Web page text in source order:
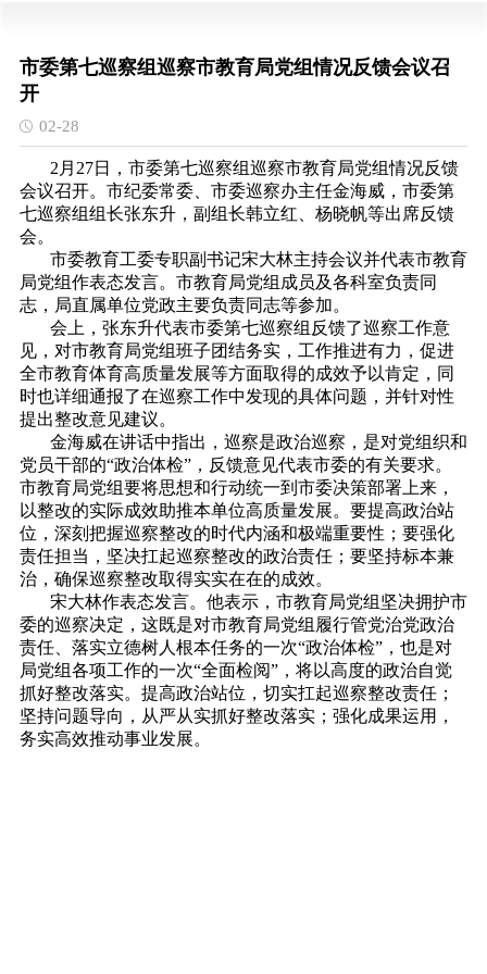
市委第七巡察组巡察市教育局党组情况反馈会议召
开
02-28
2月27日，市委第七巡察组巡察市教育局党组情况反馈
会议召开。市纪委常委、市委巡察办主任金海威，市委第
七巡察组组长张东升，副组长韩立红、杨晓帆等出席反馈
会。
市委教育工委专职副书记宋大林主持会议并代表市教育
局党组作表态发言。市教育局党组成员及各科室负责同
志，局直属单位党政主要负责同志等参加。
会上，张东升代表市委第七巡察组反馈了巡察工作意
见，对市教育局党组班子团结务实，工作推进有力，促进
全市教育体育高质量发展等方面取得的成效予以肯定，同
时也详细通报了在巡察工作中发现的具体问题，并针对性
提出整改意见建议。
金海威在讲话中指出，巡察是政治巡察，是对党组织和
党员干部的“政治体检”，反馈意见代表市委的有关要求。
市教育局党组要将思想和行动统一到市委决策部署上来，
以整改的实际成效助推本单位高质量发展。要提高政治站
位，深刻把握巡察整改的时代内涵和极端重要性；要强化
责任担当，坚决扛起巡察整改的政治责任；要坚持标本兼
治，确保巡察整改取得实实在在的成效。
宋大林作表态发言。他表示，市教育局党组坚决拥护市
委的巡察决定，这既是对市教育局党组履行管党治党政治
责任、落实立德树人根本任务的一次“政治体检”，也是对
局党组各项工作的一次“全面检阅”，将以高度的政治自觉
抓好整改落实。提高政治站位，切实扛起巡察整改责任；
坚持问题导向，从严从实抓好整改落实；强化成果运用，
务实高效推动事业发展。